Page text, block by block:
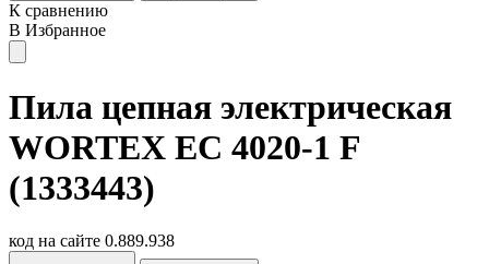
К сравнению
В Избранное
Пила цепная электрическая
WORTEX EC 4020-1 F
(1333443)
код на сайте 0.889.938